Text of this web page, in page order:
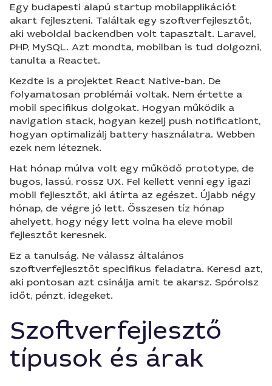
Egy budapesti alapú startup mobilapplikációt
akart fejleszteni. Találtak egy szoftverfejlesztőt,
aki weboldal backendben volt tapasztalt. Laravel,
PHP, MySQL. Azt mondta, mobilban is tud dolgozni,
tanulta a Reactet.
Kezdte is a projektet React Native-ban. De
folyamatosan problémái voltak. Nem értette a
mobil specifikus dolgokat. Hogyan működik a
navigation stack, hogyan kezelj push notificationt,
hogyan optimalizálj battery használatra. Webben
ezek nem léteznek.
Hat hónap múlva volt egy működő prototype, de
bugos, lassú, rossz UX. Fel kellett venni egy igazi
mobil fejlesztőt, aki átírta az egészet. Újabb négy
hónap, de végre jó lett. Összesen tíz hónap
ahelyett, hogy négy lett volna ha eleve mobil
fejlesztőt keresnek.
Ez a tanulság. Ne válassz általános
szoftverfejlesztőt specifikus feladatra. Keresd azt,
aki pontosan azt csinálja amit te akarsz. Spórolsz
időt, pénzt, idegeket.
Szoftverfejlesztő
típusok és árak